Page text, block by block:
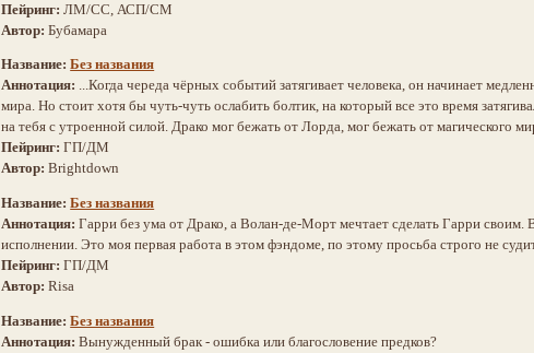
Пейринг:ЛМ/СС, АСП/СМ
Автор:Бубамара
Название:Без названия
Аннотация: ...Когда череда чёрных событий затягивает человека, он начинает
мира. Но стоит хотя бы чуть-чуть ослабить болтик, на который все это время
на тебя с утроенной силой. Драко мог бежать от Лорда, мог бежать от магического
Пейринг:ГП/ДМ
Автор:Brightdown
Название:Без названия
Аннотация:Гарри без ума от Драко, а Волан-де-Морт мечтает сделать Гарри
исполнении. Это моя первая работа в этом фэндоме, по этому просьба строго не
Пейринг:ГП/ДМ
Автор:Risa
Название:Без названия
Аннотация:Вынужденный брак - ошибка или благословение предков?